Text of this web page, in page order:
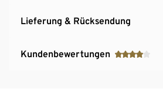
Lieferung & Rücksendung
Kundenbewertungen